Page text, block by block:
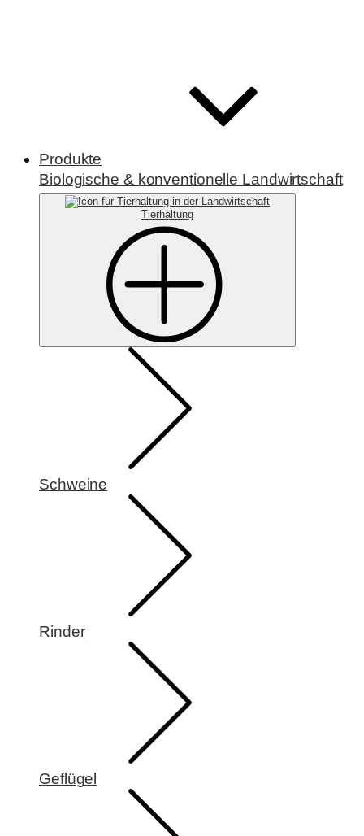
Produkte
Biologische & konventionelle Landwirtschaft
Tierhaltung
Schweine
Rinder
Geflügel